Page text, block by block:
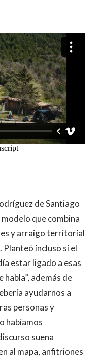
de Santiago
que combina
y arraigo territorial
incluso si el
estar ligado a esas
habla”, además de
ayudarnos a
personas y
habíamos
suena
al mapa, anfitriones